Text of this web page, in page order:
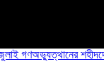
শহীদদের